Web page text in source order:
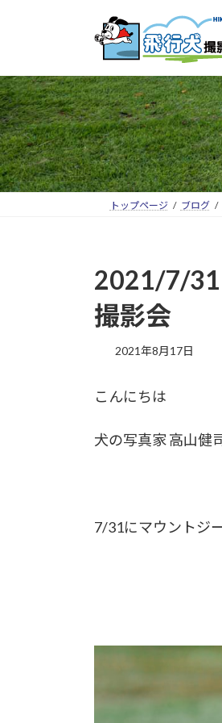
トップページ ブログ
2021/7/31
撮影会
2021年8月17日
こんにちは
犬の写真家 高山健
7/31にマウントジ